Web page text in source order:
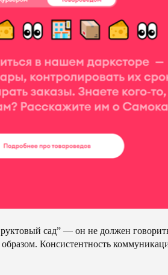
сад” — он не должен
Консистентность